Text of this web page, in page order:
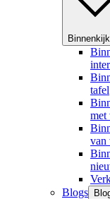
tafel
met
van
Blogs